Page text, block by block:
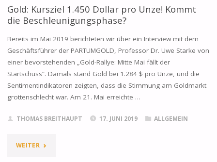
MANN“
VERLIERT
40
MILLIARDEN"
Gold: Kursziel 1.450 Dollar pro Unze! Kommt
die Beschleunigungsphase?
Bereits im Mai 2019 berichteten wir über ein Interview mit dem
Geschäftsführer der PARTUMGOLD, Professor Dr. Uwe Starke von
einer bevorstehenden „Gold-Rallye: Mitte Mai fällt der
Startschuss“. Damals stand Gold bei 1.284 $ pro Unze, und die
Sentimentindikatoren zeigten, dass die Stimmung am Goldmarkt
grottenschlecht war. Am 21. Mai erreichte …
THOMAS BREITHAUPT 17. JUNI 2019 ALLGEMEIN
WEITER"GOLD: